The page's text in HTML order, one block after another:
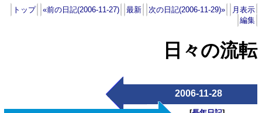
トップ «前の日記(2006-11-27) 最新 次の日記(2006-11-29)»
月表示
編集
日々の流転
2006-11-28